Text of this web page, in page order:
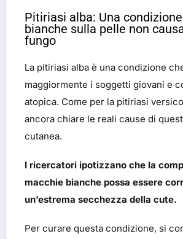
Pitiriasi alba: Una
bianche sulla pelle non
fungo
La pitiriasi alba è una condizione
maggiormente i soggetti giovani e
atopica. Come per la pitiriasi
ancora chiare le reali cause di
cutanea.
I ricercatori ipotizzano che la
macchie bianche possa essere
un’estrema secchezza della cute.
Per curare questa condizione, si